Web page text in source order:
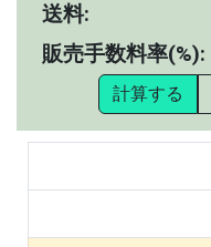
送料:
販売手数料率(%):
計算する